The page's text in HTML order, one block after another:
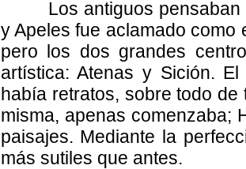
Los antiguos
y Apeles fue aclamado como
pero los dos grandes
artística: Atenas y Sición.
había retratos, sobre todo
misma, apenas comenzaba;
paisajes. Mediante la
más sutiles que antes.